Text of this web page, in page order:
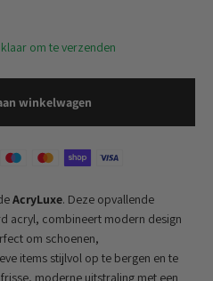
om te verzenden
winkelwagen
AcryLuxe. Deze opvallende
acryl, combineert modern design
om schoenen,
items stijlvol op te bergen en te
moderne uitstraling met een